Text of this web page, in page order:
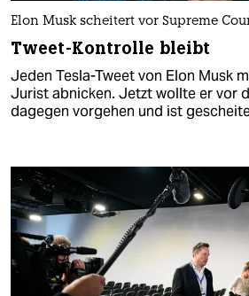
Elon Musk scheitert vor Supreme
Tweet-Kontrolle bleibt
Jeden Tesla-Tweet von Elon Musk
Jurist abnicken. Jetzt wollte er vor
dagegen vorgehen und ist